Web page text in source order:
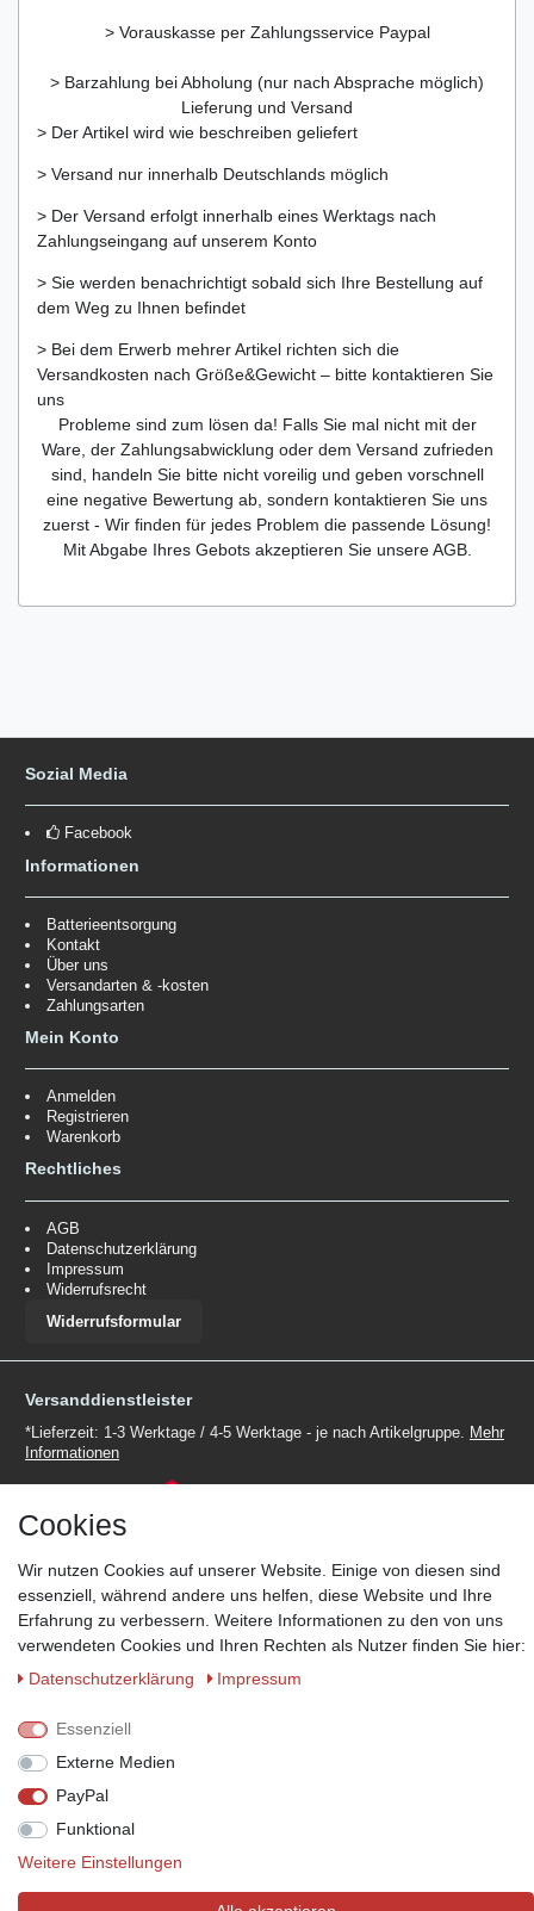
> Vorauskasse per Zahlungsservice Paypal
> Barzahlung bei Abholung (nur nach Absprache möglich)
Lieferung und Versand
> Der Artikel wird wie beschreiben geliefert
> Versand nur innerhalb Deutschlands möglich
> Der Versand erfolgt innerhalb eines Werktags nach
Zahlungseingang auf unserem Konto
> Sie werden benachrichtigt sobald sich Ihre Bestellung auf
dem Weg zu Ihnen befindet
> Bei dem Erwerb mehrer Artikel richten sich die
Versandkosten nach Größe&Gewicht – bitte kontaktieren Sie
uns
Probleme sind zum lösen da! Falls Sie mal nicht mit der
Ware, der Zahlungsabwicklung oder dem Versand zufrieden
sind, handeln Sie bitte nicht voreilig und geben vorschnell
eine negative Bewertung ab, sondern kontaktieren Sie uns
zuerst - Wir finden für jedes Problem die passende Lösung!
Mit Abgabe Ihres Gebots akzeptieren Sie unsere AGB.
Sozial Media
Facebook
Informationen
Batterieentsorgung
Kontakt
Über uns
Versandarten & -kosten
Zahlungsarten
Mein Konto
Anmelden
Registrieren
Warenkorb
Rechtliches
AGB
Datenschutzerklärung
Impressum
Widerrufsrecht
Widerrufsformular
Versanddienstleister
*Lieferzeit: 1-3 Werktage / 4-5 Werktage - je nach Artikelgruppe.
Mehr
Informationen
Zahlungsmöglichkeiten
Wir behalten uns das Recht vor im Einzelfall bestimmte
Zahlungsarten auszuschließen.Mehr Informationen
© Copyright 2026 Marabella´s | Alle Rechte vorbehalten. | Grundpreise
siehe Artikeldetails.
Cookies
Wir nutzen Cookies auf unserer Website. Einige von diesen sind
essenziell, während andere uns helfen, diese Website und Ihre
Erfahrung zu verbessern. Weitere Informationen zu den von uns
verwendeten Cookies und Ihren Rechten als Nutzer finden Sie hier:
Daten­schutz­erklärung
Impressum
Essenziell
Externe Medien
PayPal
Funktional
Weitere Einstellungen